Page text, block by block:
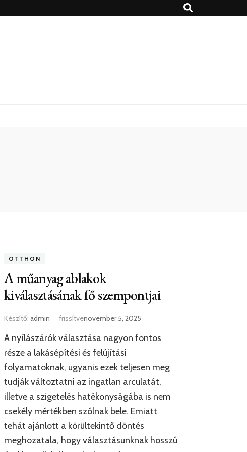
OTTHON
A műanyag ablakok
kiválasztásának fő szempontjai
Készítő: admin frissítvenovember 5, 2025
A nyílászárók választása nagyon fontos
része a lakásépítési és felújítási
folyamatoknak, ugyanis ezek teljesen meg
tudják változtatni az ingatlan arculatát,
illetve a szigetelés hatékonyságába is nem
csekély mértékben szólnak bele. Emiatt
tehát ajánlott a körültekintő döntés
meghozatala, hogy választásunknak hosszú